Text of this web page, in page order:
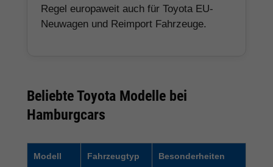
Regel europaweit auch für Toyota EU-
Neuwagen und Reimport Fahrzeuge.
Beliebte Toyota Modelle bei
Hamburgcars
Modell Fahrzeugtyp Besonderheiten